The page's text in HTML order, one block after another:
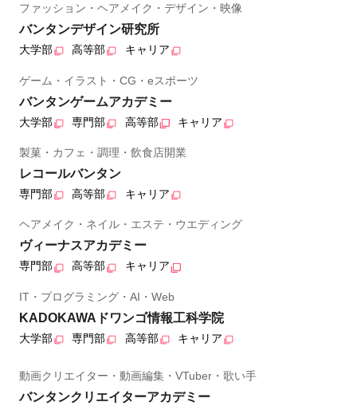
ファッション・ヘアメイク・デザイン・映像
バンタンデザイン研究所
大学部 高等部 キャリア
ゲーム・イラスト・CG・eスポーツ
バンタンゲームアカデミー
大学部 専門部 高等部 キャリア
製菓・カフェ・調理・飲食店開業
レコールバンタン
専門部 高等部 キャリア
ヘアメイク・ネイル・エステ・ウエディング
ヴィーナスアカデミー
専門部 高等部 キャリア
IT・プログラミング・AI・Web
KADOKAWAドワンゴ情報工科学院
大学部 専門部 高等部 キャリア
動画クリエイター・動画編集・VTuber・歌い手
バンタンクリエイターアカデミー